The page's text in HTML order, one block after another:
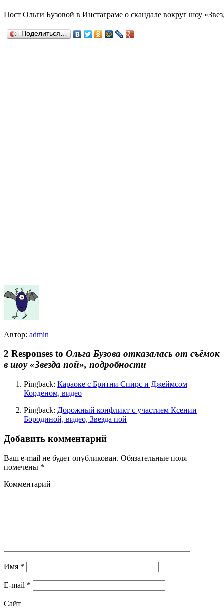
Пост Ольги Бузовой в Инстаграме о скандале вокруг шоу
Поделиться…
Автор: admin
2 Responses to Ольга Бузова отказалась от съёмок
в шоу «Звезда пой», подробности
Pingback: Караоке с Бритни Спирс и Джеймсом
Корденом, видео
Pingback: Дорожный конфликт с участием Ксении
Бородиной, видео, Звезда пой
Добавить комментарий
Ваш e-mail не будет опубликован. Обязательные поля
помечены *
Комментарий
Имя *
E-mail *
Сайт